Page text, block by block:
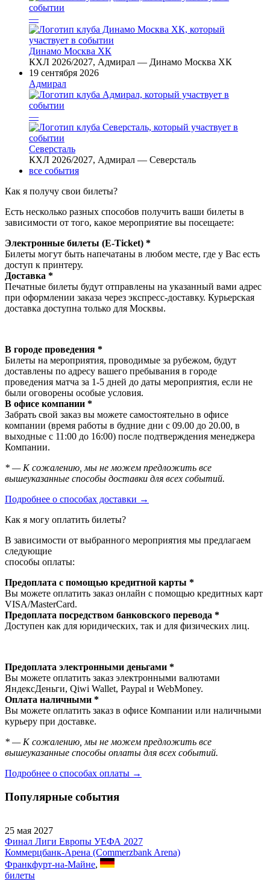
—
Динамо Москва ХК
КХЛ 2026/2027, Адмирал — Динамо Москва ХК
19 сентября 2026
Адмирал
—
Северсталь
КХЛ 2026/2027, Адмирал — Северсталь
все события
Как я получу свои билеты?
Есть несколько разных способов получить ваши билеты в
зависимости от того, какое мероприятие вы посещаете:
Электронные билеты (E-Ticket) *
Билеты могут быть напечатаны в любом месте, где у Вас есть
доступ к принтеру.
Доставка *
Печатные билеты будут отправлены на указанный вами адрес
при оформлении заказа через экспресс-доставку. Курьерская
доставка доступна только для Москвы.
В городе проведения *
Билеты на мероприятия, проводимые за рубежом, будут
доставлены по адресу вашего пребывания в городе
проведения матча за 1-5 дней до даты мероприятия, если не
были оговорены особые условия.
В офисе компании *
Забрать свой заказ вы можете самостоятельно в офисе
компании (время работы в будние дни с 09.00 до 20.00, в
выходные с 11:00 до 16:00) после подтверждения менеджера
Компании.
* — К сожалению, мы не можем предложить все
вышеуказанные способы доставки для всех событий.
Подробнее о способах доставки →
Как я могу оплатить билеты?
В зависимости от выбранного мероприятия мы предлагаем
следующие
способы оплаты:
Предоплата с помощью кредитной карты *
Вы можете оплатить заказ онлайн с помощью кредитных карт
VISA/MasterСard.
Предоплата посредством банковского перевода *
Доступен как для юридических, так и для физических лиц.
Предоплата электронными деньгами *
Вы можете оплатить заказ электронными валютами
ЯндексДеньги, Qiwi Wallet, Paypal и WebMoney.
Оплата наличными *
Вы можете оплатить заказ в офисе Компании или наличными
курьеру при доставке.
* — К сожалению, мы не можем предложить все
вышеуказанные способы оплаты для всех событий.
Подробнее о способах оплаты →
Популярные события
25 мая 2027
Финал Лиги Европы УЕФА 2027
Коммерцбанк-Арена (Commerzbank Arena)
Франкфурт-на-Майне,
билеты